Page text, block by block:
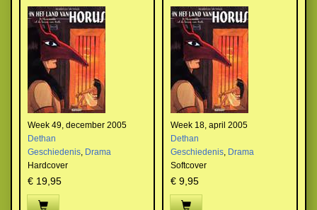
Week 49, december 2005
Dethan
Geschiedenis, Drama
Hardcover
€ 19,95
Week 18, april 2005
Dethan
Geschiedenis, Drama
Softcover
€ 9,95